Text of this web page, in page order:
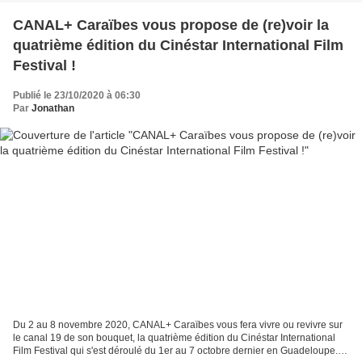
CANAL+ Caraïbes vous propose de (re)voir la
quatrième édition du Cinéstar International Film
Festival !
Publié le 23/10/2020 à 06:30
Par Jonathan
Du 2 au 8 novembre 2020, CANAL+ Caraïbes vous fera vivre ou revivre sur
le canal 19 de son bouquet, la quatrième édition du Cinéstar International
Film Festival qui s'est déroulé du 1er au 7 octobre dernier en Guadeloupe.